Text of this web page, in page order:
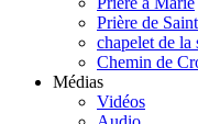
Prière de
chapelet de la
Chemin de
Médias
Vidéos